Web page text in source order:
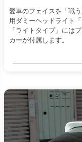
愛車のフェイスを「戦
用ダミーヘッドライト
「ライトタイプ」には
カーが付属します。